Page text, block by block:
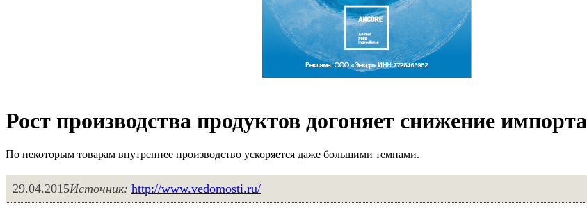
Рост производства продуктов догоняет снижение импорта
По некоторым товарам внутреннее производство ускоряется даже большими темпами.
29.04.2015Источник: http://www.vedomosti.ru/